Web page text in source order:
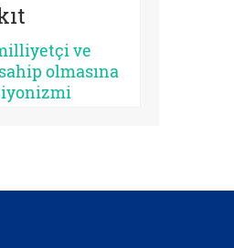
için de
ettiklerive
olmasına
jeopolitik